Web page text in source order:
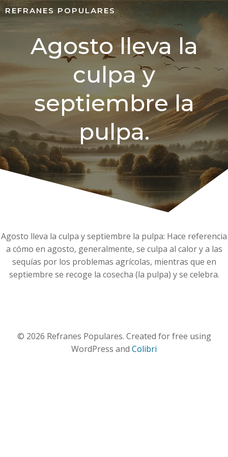
REFRANES POPULARES
Agosto lleva la
culpa y
septiembre la
pulpa.
Agosto lleva la culpa y septiembre la pulpa: Hace referencia
a cómo en agosto, generalmente, se culpa al calor y a las
sequías por los problemas agrícolas, mientras que en
septiembre se recoge la cosecha (la pulpa) y se celebra.
© 2026 Refranes Populares. Created for free using
WordPress and Colibri